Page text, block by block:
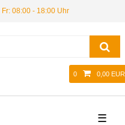
08:00 - 18:00 Uhr
0 0,00 EUR
☰